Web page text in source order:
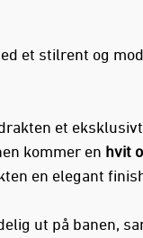
et stilrent og
et
kommer en hvit
en elegant
ut på banen,